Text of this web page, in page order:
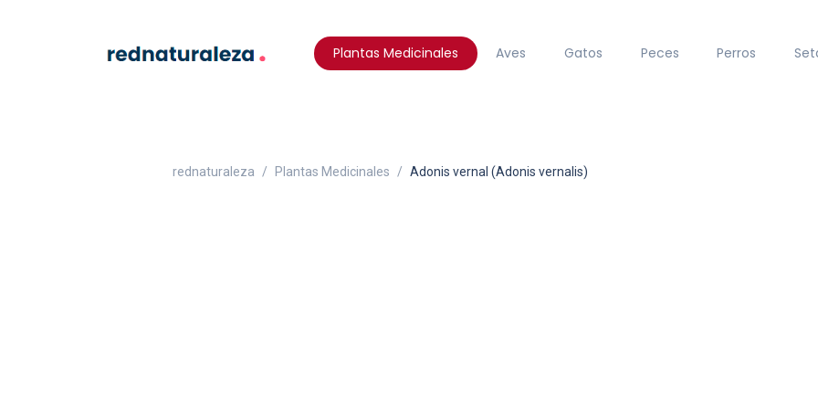
Plantas Medicinales Aves Gatos Peces Perros
rednaturaleza Plantas Medicinales Adonis vernal (Adonis vernalis)